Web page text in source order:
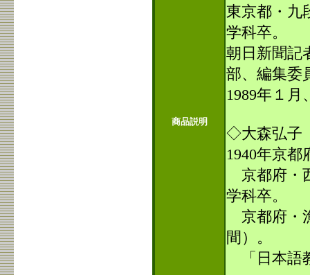
商品説明
東京都・九
学科卒。
朝日新聞記
部、編集委
1989年１月
◇大森弘子
1940年京都
京都府・
学科卒。
京都府・
間）。
「日本語